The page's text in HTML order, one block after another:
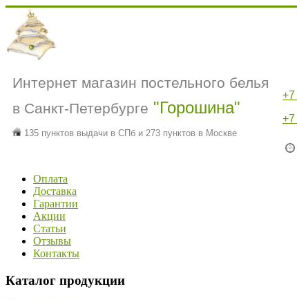
Интернет магазин постельного белья
в Санкт-Петербурге "Горошина"
135 пунктов выдачи в СПб и 273 пунктов в Москве
+7
+7
Оплата
Доставка
Гарантии
Акции
Статьи
Отзывы
Контакты
Каталог продукции